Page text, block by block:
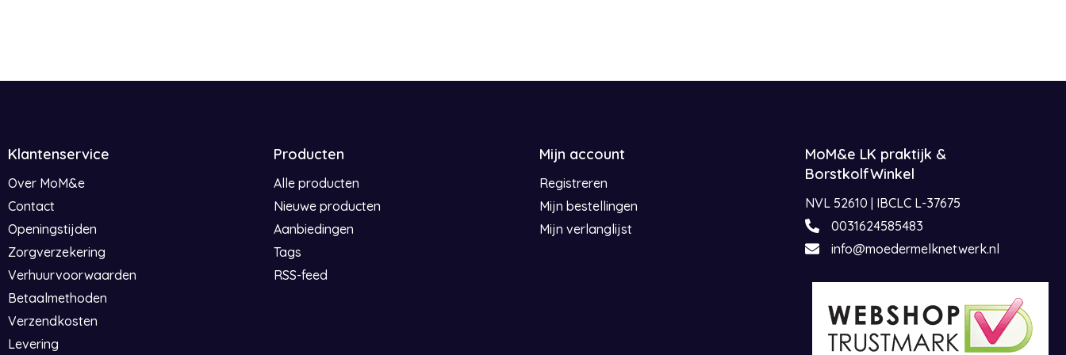
Transparante cups voor controle op tepelpositie en melkstroom
Uit te breiden met verkleiners 21 mm, 19 mm, 17 mm en 15 mm
Compatibel met Horigen kolven Elody, Decent Go, Duora Slim,
Chicture, Grace en Beature.
Klantenservice
Over MoM&e
Contact
Openingstijden
Zorgverzekering
Verhuurvoorwaarden
Betaalmethoden
Verzendkosten
Levering
Producten
Alle producten
Nieuwe producten
Aanbiedingen
Tags
RSS-feed
Mijn account
Registreren
Mijn bestellingen
Mijn verlanglijst
MoM&e LK praktijk &
BorstkolfWinkel
NVL 52610 | IBCLC L-37675
0031624585483
info@moedermelknetwerk.nl